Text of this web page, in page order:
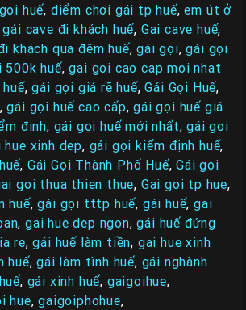
huế, điểm chơi gái tp huế,em út ở
gái cave đi khách huế, Gai cave huế,
khách qua đêm huế,gái gọi,gái gọi
500k huế,gai goi cao cap moi nhat
,gái gọi giá rẽ huế,Gái Gọi Huế,
,gái gọi huế cao cấp,gái gọi huế giá
định, gái gọi huế mới nhất,gái gọi
xinh dep, gái gọi kiểm định huế,
, Gái Gọi Thành Phố Huế,Gái gọi
goi thua thien thue, Gai goi tp hue,
huế,gái gọi tttp huế, gái huế,gai
,gai hue dep ngon,gái huế đứng
re,gái huế làm tiền, gai hue xinh
huế,gái làm tình huế, gái nghành
, gái xinh huế, gaigoihue,
hue,gaigoiphohue,